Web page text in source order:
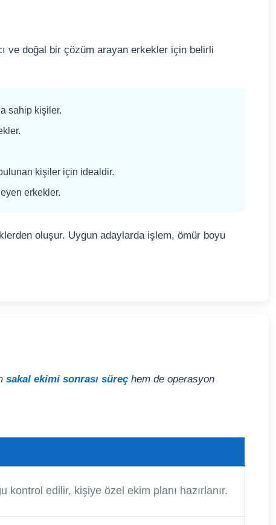
ve doğal bir çözüm arayan erkekler için belirli
sahip kişiler.
kişiler için idealdir.
erkekler.
oluşur. Uygun adaylarda işlem, ömür boyu
sakal ekimi sonrası süreç hem de operasyon
edilir, kişiye özel ekim planı hazırlanır.